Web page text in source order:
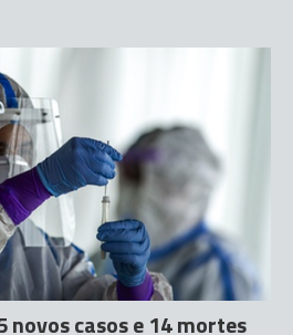
novos casos e 14 mortes